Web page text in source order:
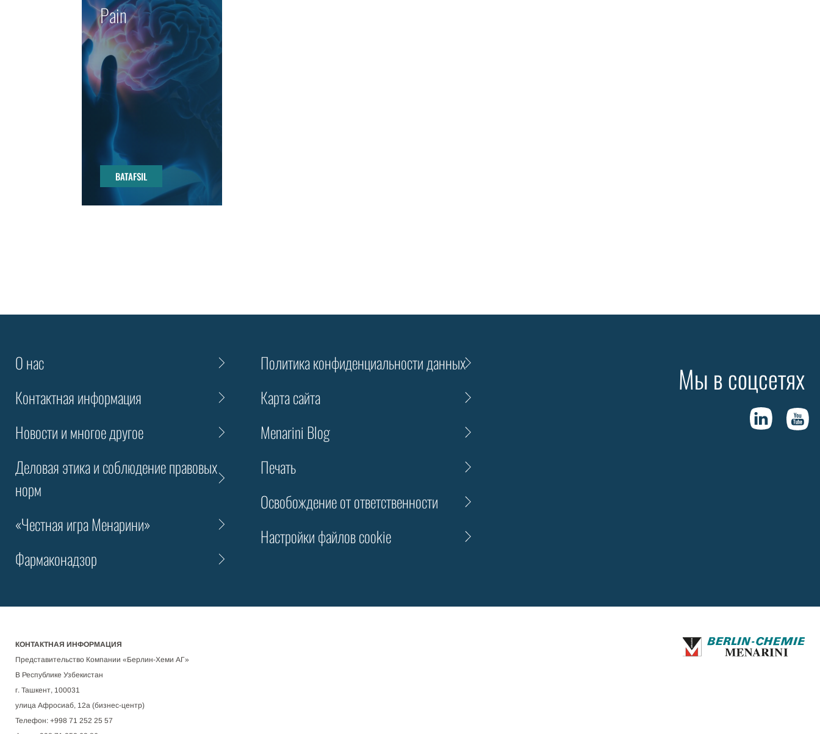
Pain
BATAFSIL
О нас
Контактная информация
Новости и многое другое
Деловая этика и соблюдение правовых
норм
«Честная игра Менарини»
Фармаконадзор
Политика конфиденциальности данных
Карта сайта
Menarini Blog
Печать
Освобождение от ответственности
Настройки файлов cookie
Мы в соцсетях
КОНТАКТНАЯ ИНФОРМАЦИЯ
Представительство Компании «Берлин-Хеми АГ»
В Республике Узбекистан
г. Ташкент, 100031
улица Афросиаб, 12а (бизнес-центр)
Телефон: +998 71 252 25 57